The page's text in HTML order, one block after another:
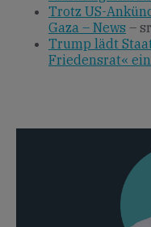
Trotz US-
Gaza – News –
Trump lädt
Friedensrat« ein